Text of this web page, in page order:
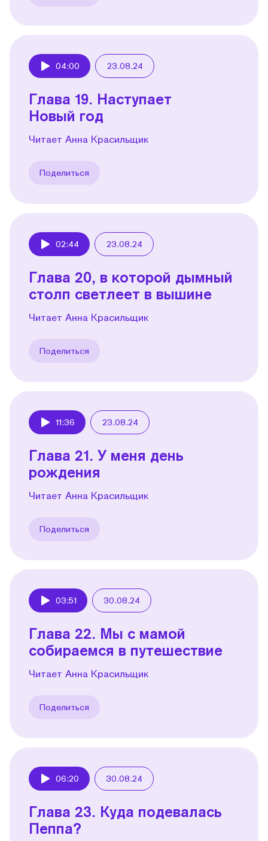
04:00 23.08.24
Глава 19. Наступает
Новый год
Читает Анна Красильщик
Поделиться
02:44 23.08.24
Глава 20, в которой дымный
столп светлеет в вышине
Читает Анна Красильщик
Поделиться
11:36 23.08.24
Глава 21. У меня день
рождения
Читает Анна Красильщик
Поделиться
03:51 30.08.24
Глава 22. Мы с мамой
собираемся в путешествие
Читает Анна Красильщик
Поделиться
06:20 30.08.24
Глава 23. Куда подевалась
Пеппа?